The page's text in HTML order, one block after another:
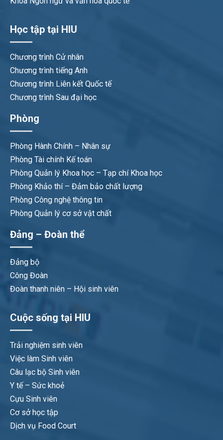
Học tập tại HIU
Chương trình Cử nhân
Chương trình tiếng Anh
Chương trình Liên kết Quốc tế
Chương trình Sau đại học
Phòng
Phòng Hành Chính – Nhân sự
Phòng Tài chính Kế toán
Phòng Quản lý Khoa học – Tạp chí Khoa học
Phòng Khảo thí – Đảm bảo chất lượng
Phòng Công nghệ thông tin
Phòng Quản lý cơ sở vật chất
Đảng – Đoàn thể
Đảng bộ
Công Đoàn
Đoàn thanh niên – Hội sinh viên
Cuộc sống tại HIU
Trải nghiệm sinh viên
Việc làm Sinh viên
Câu lạc bộ Sinh viên
Y tế – Sức khoẻ
Cựu Sinh viên
Cơ sở học tập
Dịch vụ Food Court